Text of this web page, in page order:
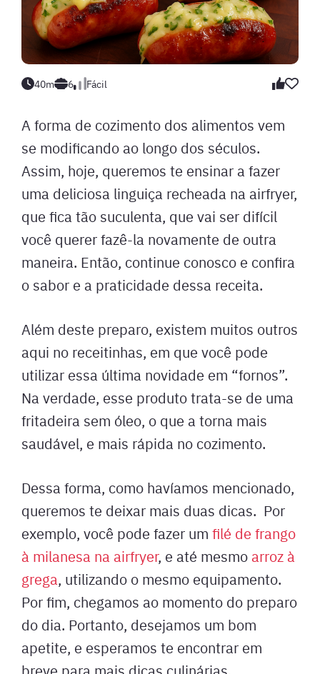
40m 6 Fácil
A forma de cozimento dos alimentos vem
se modificando ao longo dos séculos.
Assim, hoje, queremos te ensinar a fazer
uma deliciosa linguiça recheada na airfryer,
que fica tão suculenta, que vai ser difícil
você querer fazê-la novamente de outra
maneira. Então, continue conosco e confira
o sabor e a praticidade dessa receita.
Além deste preparo, existem muitos outros
aqui no receitinhas, em que você pode
utilizar essa última novidade em “fornos”.
Na verdade, esse produto trata-se de uma
fritadeira sem óleo, o que a torna mais
saudável, e mais rápida no cozimento.
Dessa forma, como havíamos mencionado,
queremos te deixar mais duas dicas. Por
exemplo, você pode fazer um filé de frango
à milanesa na airfryer, e até mesmo arroz à
grega, utilizando o mesmo equipamento.
Por fim, chegamos ao momento do preparo
do dia. Portanto, desejamos um bom
apetite, e esperamos te encontrar em
breve para mais dicas culinárias.